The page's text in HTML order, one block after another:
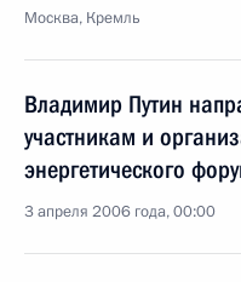
Москва, Кремль
Владимир Путин
участникам и
энергетического
3 апреля 2006 года, 00:00